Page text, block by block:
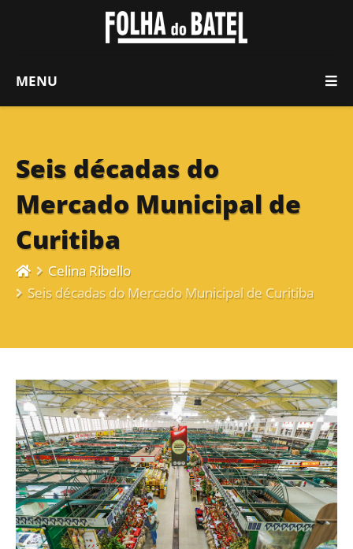
MENU
Seis décadas do
Mercado Municipal de
Curitiba
Celina Ribello
Seis décadas do Mercado Municipal de Curitiba